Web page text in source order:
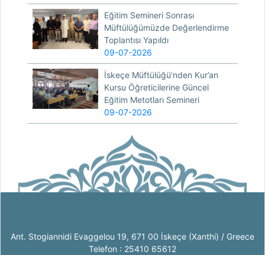
Eğitim Semineri Sonrası
Müftülüğümüzde Değerlendirme
Toplantısı Yapıldı
09-07-2026
İskeçe Müftülüğü’nden Kur’an
Kursu Öğreticilerine Güncel
Eğitim Metotları Semineri
09-07-2026
Ant. Stogiannidi Evaggelou 19, 671 00 İskeçe (Xanthi) / Greece
Telefon : 25410 65612